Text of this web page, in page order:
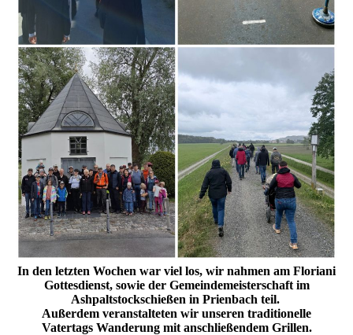
In den letzten Wochen war viel los, wir nahmen am Floriani
Gottesdienst, sowie der Gemeindemeisterschaft im
Ashpaltstockschießen in Prienbach teil.
Außerdem veranstalteten wir unseren traditionelle
Vatertags Wanderung mit anschließendem Grillen.